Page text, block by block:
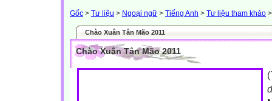
Gốc > Tư liệu > Ngoại ngữ > Tiếng Anh > Tư liệu tham khảo >
Chào Xuân Tân Mão 2011
Chào Xuân Tân Mão 2011
(